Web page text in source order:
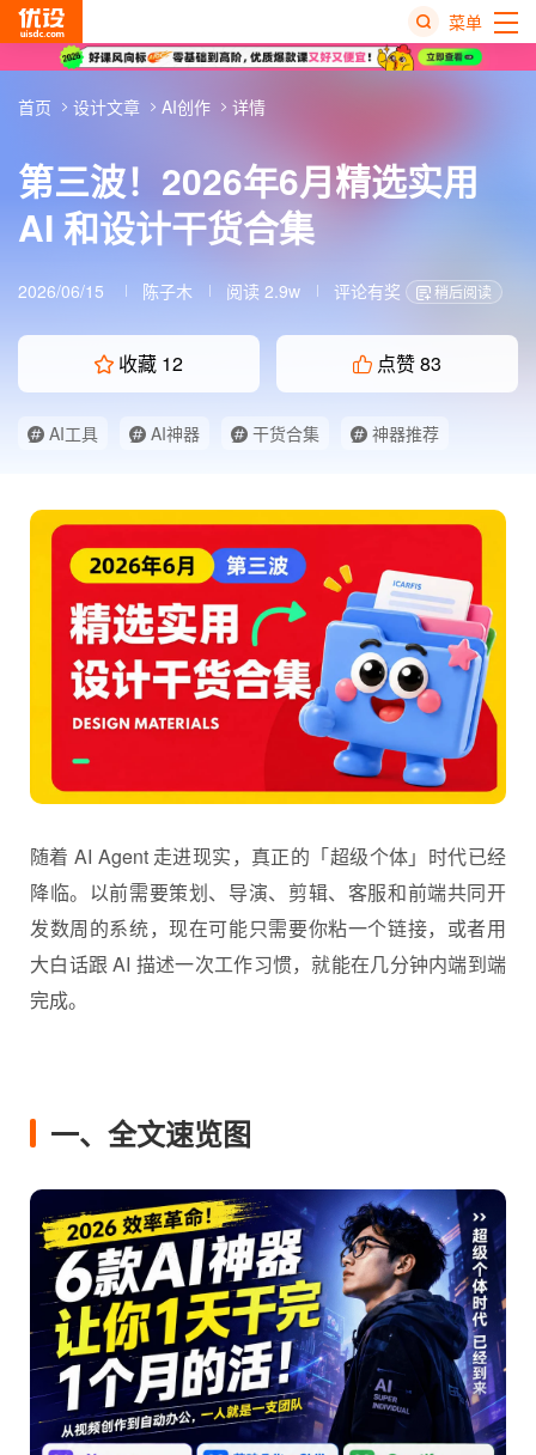
菜单
第三波！2026年6月精选实用
AI 和设计干货合集
2026/06/15 陈子木 阅读 2.9w 评论有奖 稍后阅读
收藏 12 点赞83
AI工具 AI神器 干货合集 神器推荐
首页 设计文章 AI创作 详情
随着 AI Agent 走进现实，真正的「超级个体」时代已经
降临。以前需要策划、导演、剪辑、客服和前端共同开
发数周的系统，现在可能只需要你粘一个链接，或者用
大白话跟 AI 描述一次工作习惯，就能在几分钟内端到端
完成。
一、全文速览图